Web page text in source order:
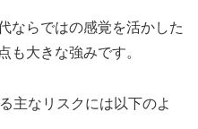
ならではの感覚を活かした
も大きな強みです。
主なリスクには以下のよ